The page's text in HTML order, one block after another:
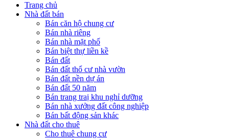
Trang chủ
Nhà đất bán
Bán căn hộ chung cư
Bán nhà riêng
Bán nhà mặt phố
Bán biệt thự liền kề
Bán đất
Bán đất thổ cư nhà vườn
Bán đất nền dự án
Bán đất 50 năm
Bán trang traị khu nghỉ dưỡng
Bán nhà xưởng đất công nghiệp
Bán bất động sản khác
Nhà đất cho thuê
Cho thuê chung cư